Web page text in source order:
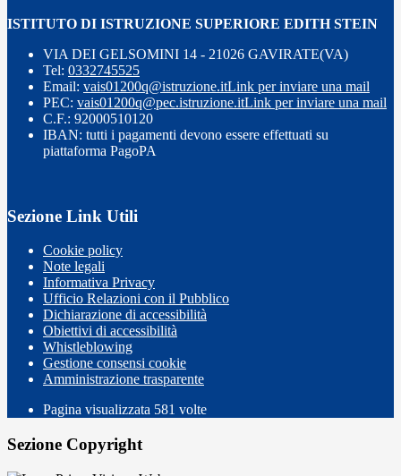
ISTITUTO DI ISTRUZIONE SUPERIORE EDITH STEIN
VIA DEI GELSOMINI 14 - 21026 GAVIRATE(VA)
Tel: 0332745525
Email: vais01200q@istruzione.itLink per inviare una mail
PEC: vais01200q@pec.istruzione.itLink per inviare una mail
C.F.: 92000510120
IBAN: tutti i pagamenti devono essere effettuati su
piattaforma PagoPA
Sezione Link Utili
Cookie policy
Note legali
Informativa Privacy
Ufficio Relazioni con il Pubblico
Dichiarazione di accessibilità
Obiettivi di accessibilità
Whistleblowing
Gestione consensi cookie
Amministrazione trasparente
Pagina visualizzata 581 volte
Sezione Copyright